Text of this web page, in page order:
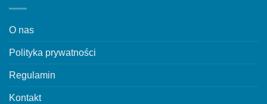
O nas
Polityka prywatności
Regulamin
Kontakt